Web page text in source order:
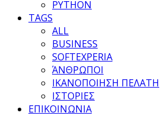
PYTHON
TAGS
ALL
BUSINESS
SOFTEXPERIA
ΆΝΘΡΩΠΟΙ
ΙΚΑΝΟΠΟΙΗΣΗ ΠΕΛΑΤΗ
ΙΣΤΟΡΙΕΣ
ΕΠΙΚΟΙΝΩΝΙΑ